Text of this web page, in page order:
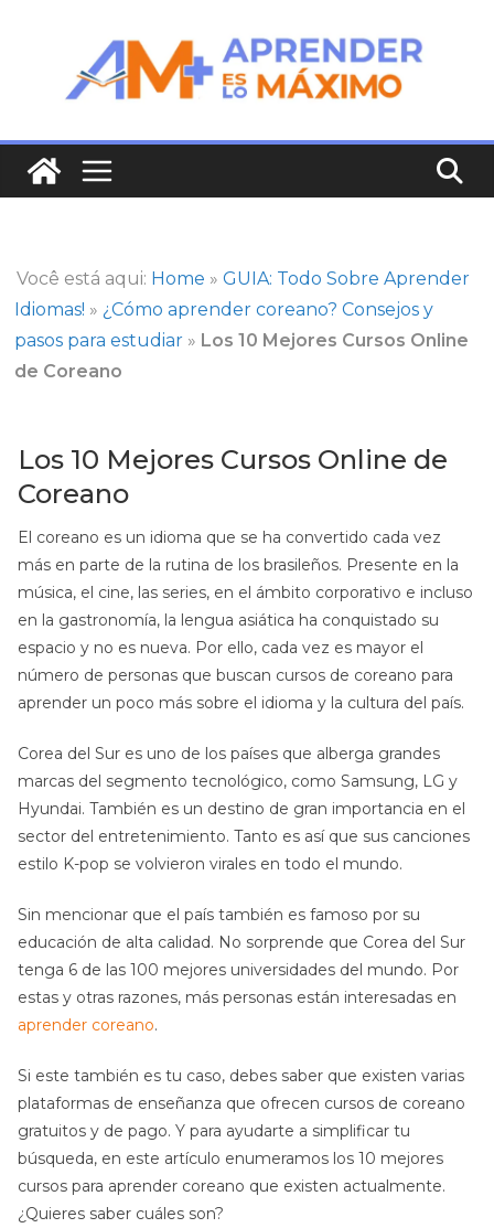
contenido
Você está aqui: Home »GUIA: Todo Sobre Aprender
Idiomas! » ¿Cómo aprender coreano? Consejos y
pasos para estudiar » Los 10 Mejores Cursos Online
de Coreano
Los 10 Mejores Cursos Online de
Coreano
El coreano es un idioma que se ha convertido cada vez
más en parte de la rutina de los brasileños. Presente en la
música, el cine, las series, en el ámbito corporativo e incluso
en la gastronomía, la lengua asiática ha conquistado su
espacio y no es nueva. Por ello, cada vez es mayor el
número de personas que buscan cursos de coreano para
aprender un poco más sobre el idioma y la cultura del país.
Corea del Sur es uno de los países que alberga grandes
marcas del segmento tecnológico, como Samsung, LG y
Hyundai. También es un destino de gran importancia en el
sector del entretenimiento. Tanto es así que sus canciones
estilo K-pop se volvieron virales en todo el mundo.
Sin mencionar que el país también es famoso por su
educación de alta calidad. No sorprende que Corea del Sur
tenga 6 de las 100 mejores universidades del mundo. Por
estas y otras razones, más personas están interesadas en
aprender coreano.
Si este también es tu caso, debes saber que existen varias
plataformas de enseñanza que ofrecen cursos de coreano
gratuitos y de pago. Y para ayudarte a simplificar tu
búsqueda, en este artículo enumeramos los 10 mejores
cursos para aprender coreano que existen actualmente.
¿Quieres saber cuáles son?